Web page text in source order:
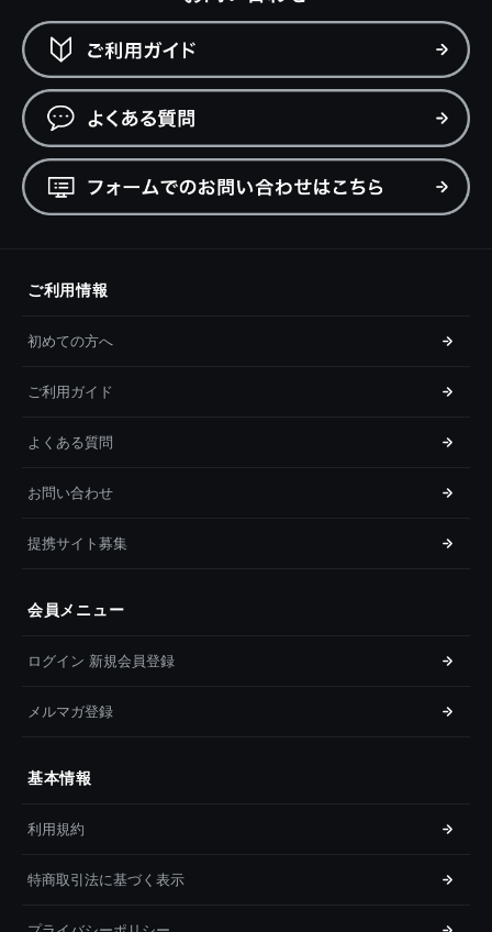
ご利用情報
初めての方へ
ご利用ガイド
よくある質問
お問い合わせ
提携サイト募集
会員メニュー
ログイン 新規会員登録
メルマガ登録
基本情報
利用規約
特商取引法に基づく表示